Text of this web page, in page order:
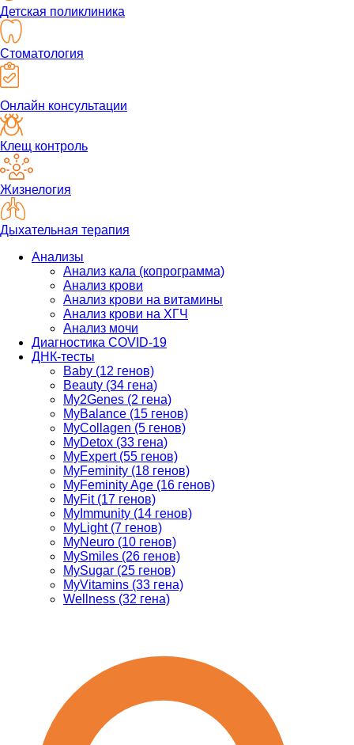
Детская поликлиника
Стоматология
Онлайн консультации
Клещ контроль
Жизнелогия
Дыхательная терапия
Анализы
Анализ кала (копрограмма)
Анализ крови
Анализ крови на витамины
Анализ крови на ХГЧ
Анализ мочи
Диагностика COVID-19
ДНК-тесты
Baby (12 генов)
Beauty (34 гена)
My2Genes (2 гена)
MyBalance (15 генов)
MyCollagen (5 генов)
MyDetox (33 гена)
MyExpert (55 генов)
MyFeminity (18 генов)
MyFeminity Age (16 генов)
MyFit (17 генов)
MyImmunity (14 генов)
MyLight (7 генов)
MyNeuro (10 генов)
MySmiles (26 генов)
MySugar (25 генов)
MyVitamins (33 гена)
Wellness (32 гена)